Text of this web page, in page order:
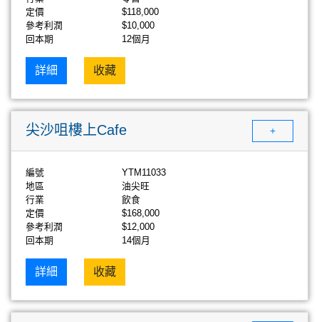
定價
$118,000
參考利潤
$10,000
回本期
12個月
詳細 收藏
尖沙咀樓上Cafe +
編號
YTM11033
地區
油尖旺
行業
飲食
定價
$168,000
參考利潤
$12,000
回本期
14個月
詳細 收藏